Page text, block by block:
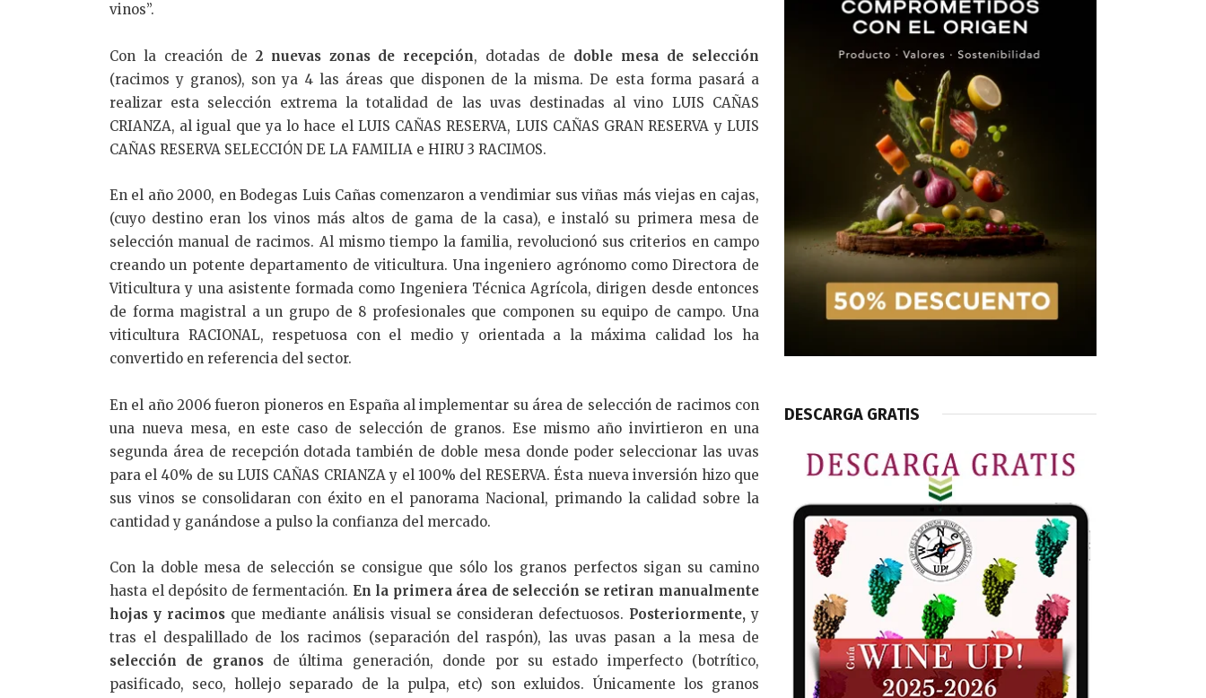
vinos”.
Con la creación de 2 nuevas zonas de recepción, dotadas de doble mesa de selección
(racimos y granos), son ya 4 las áreas que disponen de la misma. De esta forma pasará a
realizar esta selección extrema la totalidad de las uvas destinadas al vino LUIS CAÑAS
CRIANZA, al igual que ya lo hace el LUIS CAÑAS RESERVA, LUIS CAÑAS GRAN RESERVA y LUIS
CAÑAS RESERVA SELECCIÓN DE LA FAMILIA e HIRU 3 RACIMOS.
En el año 2000, en Bodegas Luis Cañas comenzaron a vendimiar sus viñas más viejas en cajas,
(cuyo destino eran los vinos más altos de gama de la casa), e instaló su primera mesa de
selección manual de racimos. Al mismo tiempo la familia, revolucionó sus criterios en campo
creando un potente departamento de viticultura. Una ingeniero agrónomo como Directora de
Viticultura y una asistente formada como Ingeniera Técnica Agrícola, dirigen desde entonces
de forma magistral a un grupo de 8 profesionales que componen su equipo de campo. Una
viticultura RACIONAL, respetuosa con el medio y orientada a la máxima calidad los ha
convertido en referencia del sector.
En el año 2006 fueron pioneros en España al implementar su área de selección de racimos con
una nueva mesa, en este caso de selección de granos. Ese mismo año invirtieron en una
segunda área de recepción dotada también de doble mesa donde poder seleccionar las uvas
para el 40% de su LUIS CAÑAS CRIANZA y el 100% del RESERVA. Ésta nueva inversión hizo que
sus vinos se consolidaran con éxito en el panorama Nacional, primando la calidad sobre la
cantidad y ganándose a pulso la confianza del mercado.
Con la doble mesa de selección se consigue que sólo los granos perfectos sigan su camino
hasta el depósito de fermentación. En la primera área de selección se retiran manualmente
hojas y racimos que mediante análisis visual se consideran defectuosos. Posteriormente,y
tras el despalillado de los racimos (separación del raspón), las uvas pasan a la mesa de
selección de granos de última generación, donde por su estado imperfecto (botrítico,
pasificado, seco, hollejo separado de la pulpa, etc) son exluidos. Únicamente los granos
DESCARGA GRATIS